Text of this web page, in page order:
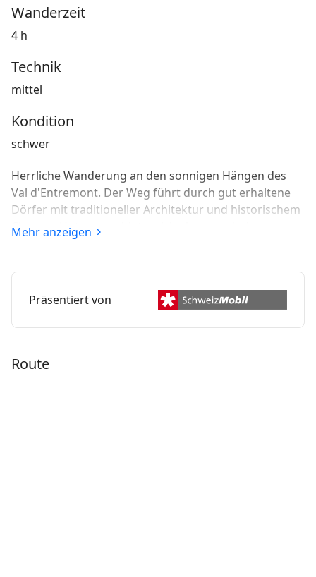
Wanderzeit
4 h
Technik
mittel
Kondition
schwer
Herrliche Wanderung an den sonnigen Hängen des
Val d'Entremont. Der Weg führt durch gut erhaltene
Dörfer mit traditioneller Architektur und historischem
Charme. Unterwegs bietet sich eine wunderbare
Aussicht auf das Tal und das Mont-Blanc-Massiv.
Mehr anzeigen
Präsentiert von
Route